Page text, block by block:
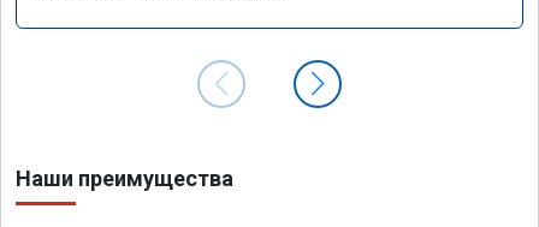
Наши преимущества